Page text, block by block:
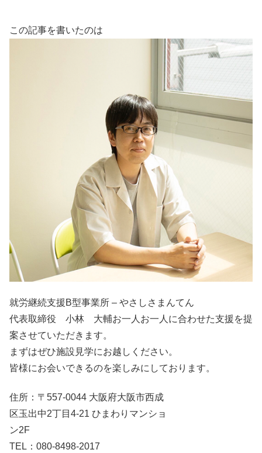
この記事を書いたのは
就労継続支援B型事業所 – やさしさまんてん
代表取締役 小林 大輔お一人お一人に合わせた支援を提
案させていただきます。
まずはぜひ施設見学にお越しください。
皆様にお会いできるのを楽しみにしております。
住所：〒557-0044 大阪府大阪市西成
区玉出中2丁目4-21 ひまわりマンショ
ン2F
TEL：080-8498-2017